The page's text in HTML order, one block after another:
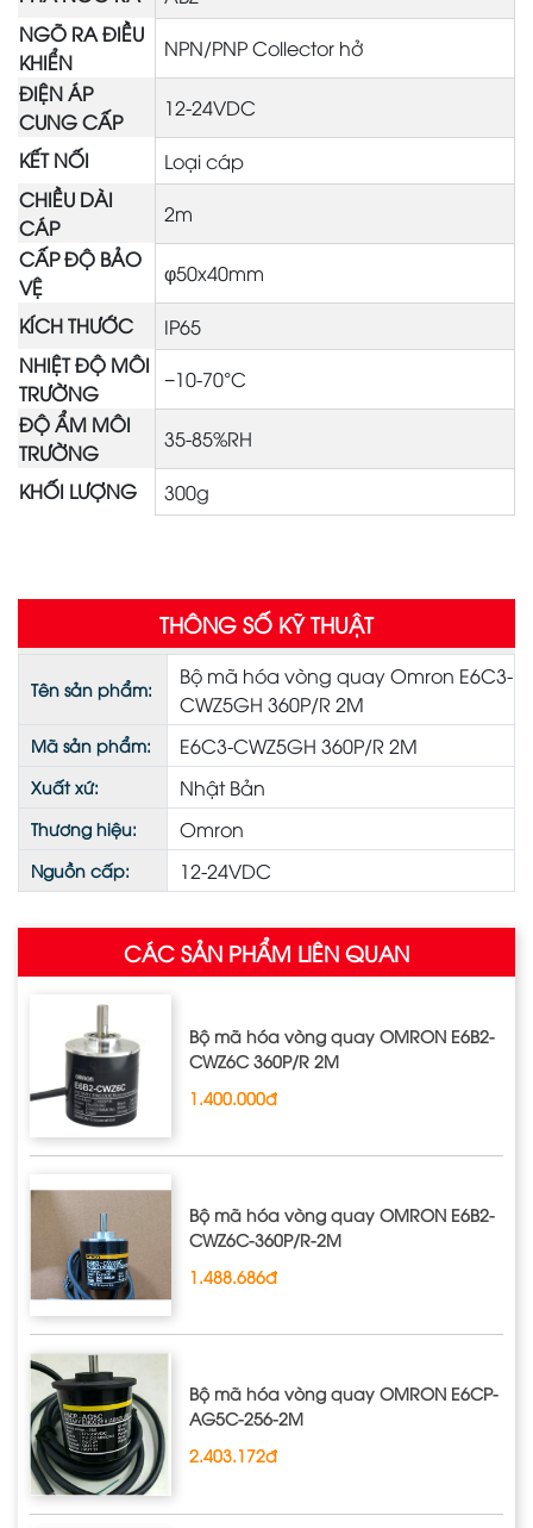
NGÕ RA ĐIỀU
KHIỂN
NPN/PNP Collector hở
ĐIỆN ÁP
CUNG CẤP
12-24VDC
KẾT NỐI
Loại cáp
CHIỀU DÀI
CÁP
2m
CẤP ĐỘ BẢO
VỆ
φ50x40mm
KÍCH THƯỚC
IP65
NHIỆT ĐỘ MÔI
TRƯỜNG
−10-70°C
ĐỘ ẨM MÔI
TRƯỜNG
35-85%RH
KHỐI LƯỢNG
300g
THÔNG SỐ KỸ THUẬT
Tên sản phẩm:
Bộ mã hóa vòng quay Omron E6C3-
CWZ5GH 360P/R 2M
Mã sản phẩm: E6C3-CWZ5GH 360P/R 2M
Xuất xứ: Nhật Bản
Thương hiệu: Omron
Nguồn cấp: 12-24VDC
CÁC SẢN PHẨM LIÊN QUAN
Bộ mã hóa vòng quay OMRON E6B2-
CWZ6C 360P/R 2M
1.400.000đ
Bộ mã hóa vòng quay OMRON E6B2‐
CWZ6C‐360P/R‐2M
1.488.686đ
Bộ mã hóa vòng quay OMRON E6CP‐
AG5C‐256‐2M
2.403.172đ